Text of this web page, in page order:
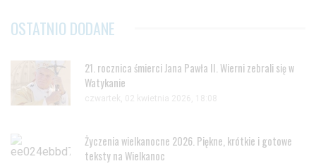
OSTATNIO DODANE
21. rocznica śmierci Jana Pawła II. Wierni zebrali się w
Watykanie
czwartek, 02 kwietnia 2026, 18:08
Życzenia wielkanocne 2026. Piękne, krótkie i gotowe
teksty na Wielkanoc